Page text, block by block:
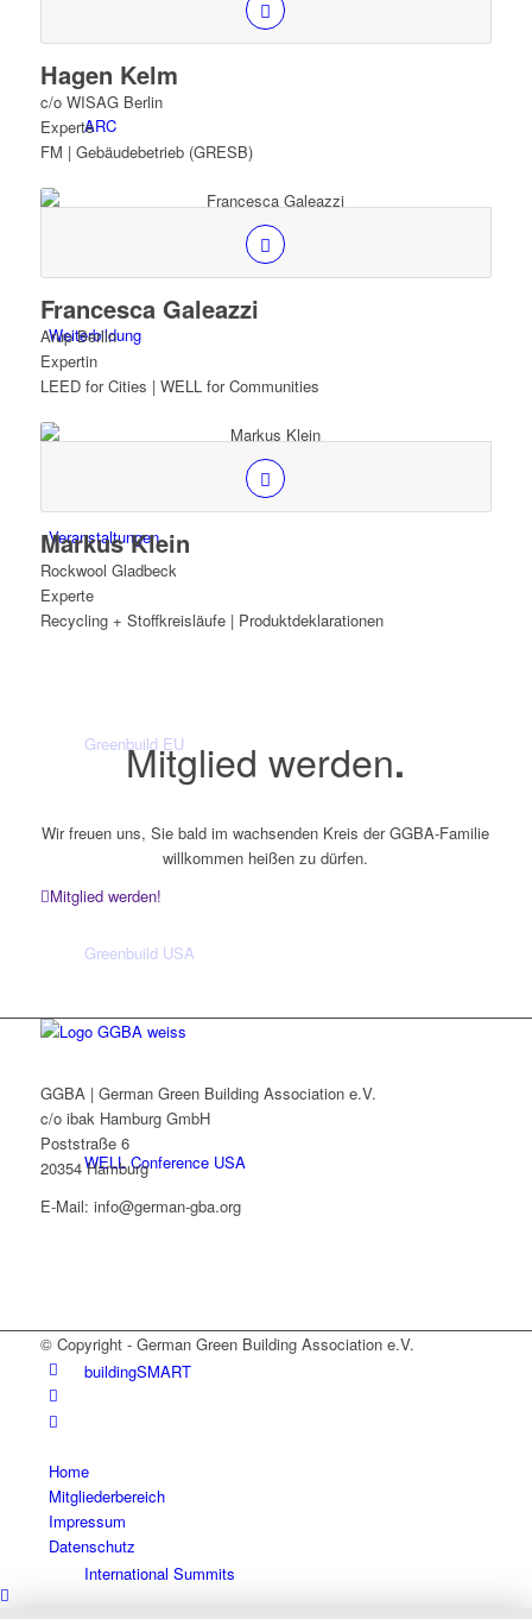
ARC
Weiterbildung
Veranstaltungen
Greenbuild EU
Greenbuild USA
WELL Conference USA
buildingSMART
International Summits
Hagen Kelm
c/o WISAG Berlin
Experte
FM | Gebäudebetrieb (GRESB)
Francesca Galeazzi
Arup Berlin
Expertin
LEED for Cities | WELL for Communities
Markus Klein
Rockwool Gladbeck
Experte
Recycling + Stoffkreisläufe | Produktdeklarationen
Mitglied werden.
Wir freuen uns, Sie bald im wachsenden Kreis der GGBA-Familie
willkommen heißen zu dürfen.
Mitglied werden!
GGBA | German Green Building Association e.V.
c/o ibak Hamburg GmbH
Poststraße 6
20354 Hamburg
E-Mail: info@german-gba.org
© Copyright - German Green Building Association e.V.
Home
Mitgliederbereich
Impressum
Datenschutz